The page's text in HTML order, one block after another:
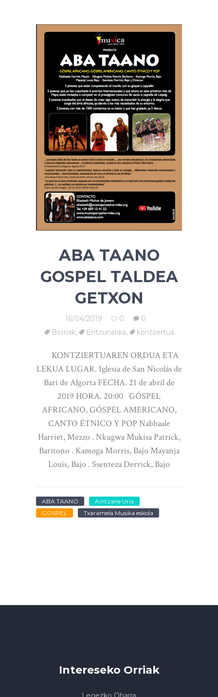
ABA TAANO
GOSPEL TALDEA
GETXON
16/04/2019 0
0
Berriak, Entzunaldia, kontzertua
KONTZIERTUAREN ORDUA ETA
LEKUA LUGAR. Iglesia de San Nicolás de
Bari de Algorta FECHA. 21 de abril de
2019 HORA. 20:00 GÓSPEL
AFRICANO, GÓSPEL AMERICANO,
CANTO ÉTNICO Y POP Nabbaale
Harriet, Mezzo . Nkugwa Mukisa Patrick,
Baritono . Kamoga Morris, Bajo Mayanja
Louis, Bajo . Ssenteza Derrick, Bajo
ABA TAANO
Aintzane Uria
GOSPEL
Txaramela Musika eskola
Intereseko Orriak